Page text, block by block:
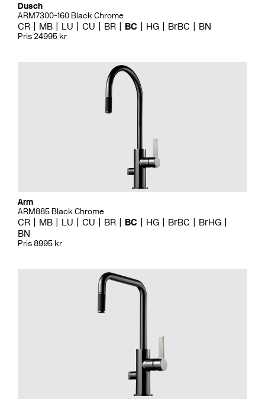
Dusch
ARM7300-160 Black Chrome
CR MB LU CU BR BC HG BrBC BN
Pris 24995 kr
Arm
ARM885 Black Chrome
CR MB LU CU BR BC HG BrBC
BrHG
BN
Pris 8995 kr